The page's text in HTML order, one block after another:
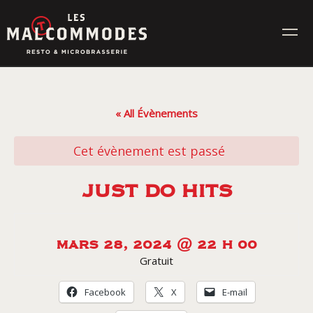
to
content
CONTACT
« All Évènements
Cet évènement est passé
JUST DO HITS
MARS 28, 2024 @ 22 H 00
Gratuit
Facebook X E-mail